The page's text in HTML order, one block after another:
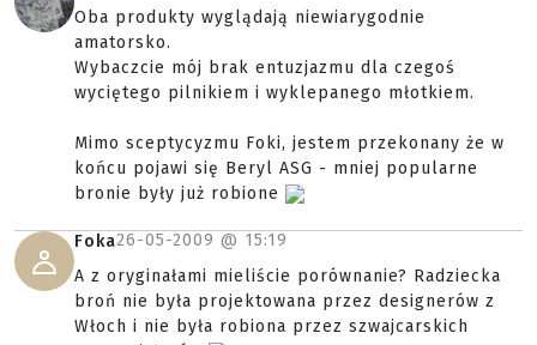
Oba produkty wyglądają niewiarygodnie
amatorsko.
Wybaczcie mój brak entuzjazmu dla czegoś
wyciętego pilnikiem i wyklepanego młotkiem.
Mimo sceptycyzmu Foki, jestem przekonany że w
końcu pojawi się Beryl ASG - mniej popularne
bronie były już robione
Foka26-05-2009 @ 15:19
A z oryginałami mieliście porównanie? Radziecka
broń nie była projektowana przez designerów z
Włoch i nie była robiona przez szwajcarskich